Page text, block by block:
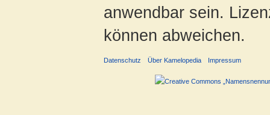
anwendbar sein.
können abweichen.
Datenschutz Über Kamelopedia Impressum